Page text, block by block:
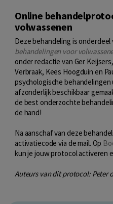
Online
volwassenen
Deze behandeling is onderdeel
behandelingen voor
onder redactie van Ger
Verbraak, Kees Hoogduin en
psychologische
afzonderlijk beschikbaar
de best onderzochte
de hand!
Na aanschaf van deze
activatiecode via de mail. Op
kun je jouw protocol activeren
Auteurs van dit protocol:Peter